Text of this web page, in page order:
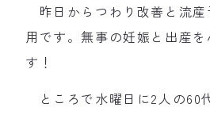
昨日からつわり改善と流産
用です。無事の妊娠と出産
す！
ところで水曜日に2人の60